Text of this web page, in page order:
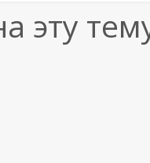
эту